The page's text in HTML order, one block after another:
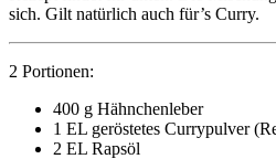
sich. Gilt natürlich auch für’s Curry.
2 Portionen:
400 g Hähnchenleber
1 EL geröstetes Currypulver
2 EL Rapsöl